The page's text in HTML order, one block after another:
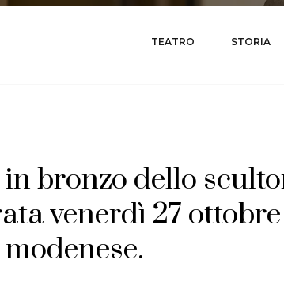
TEATRO STORIA
inbronzo dello
venerdì 27 ottobre
modenese.